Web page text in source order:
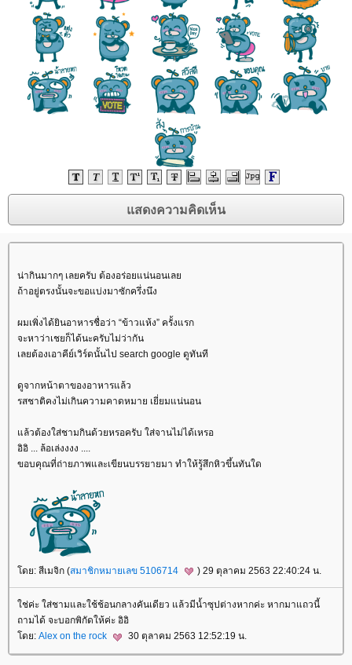
น่ากินมากๆ เลยครับ ต้องอร่อยแน่นอนเล
ถ้าอยู่ตรงนั้นจะขอแบ่งมาซักครึ่งนึง
ผมเพิ่งได้ยินอาหารชื่อว่า “ข้าวแห้ง” ครั้งแรก
จะหาว่าเชยก็ได้นะครับไม่ว่ากัน
เลยต้องเอาคีย์เวิร์ดนั้นไป search google ดูทันที
ดูจากหน้าตาของอาหารแล้ว
รสชาติคงไม่เกินความคาดหมาย เยี่ยมแน่นอน
ล้วต้องใส่ชามกินด้วยหรอครับ ใส่จานไม่ได้เหรอ
อิอิ ... ล้อเล่งงงง ....
ขอบคุณที่ถ่ายภาพและเขียนบรรยายมา ทำให้รู้สึกหิวขึ้นทันใด
ดย: สีเมจิก (สมาชิกหมายเลข 5106714 ) 29 ตุลาคม 2563 22:40:24 น.
ช่ค่ะ ใส่ชามและใช้ช้อนกลางคันเดียว แล้วมีน้ำซุปต่างหากค่ะ หากมาแถวนี้
ถามได้ จะบอกพิกัดให้ค่ะ อิอิ
ดย: Alex on the rock 30 ตุลาคม 2563 12:52:19 น.